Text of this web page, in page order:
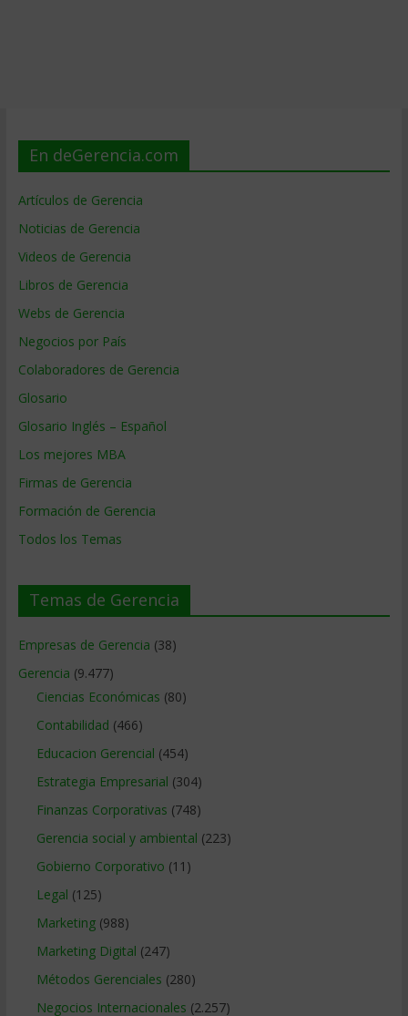
En deGerencia.com
Artículos de Gerencia
Noticias de Gerencia
Videos de Gerencia
Libros de Gerencia
Webs de Gerencia
Negocios por País
Colaboradores de Gerencia
Glosario
Glosario Inglés – Español
Los mejores MBA
Firmas de Gerencia
Formación de Gerencia
Todos los Temas
Temas de Gerencia
Empresas de Gerencia (38)
Gerencia (9.477)
Ciencias Económicas (80)
Contabilidad (466)
Educacion Gerencial (454)
Estrategia Empresarial (304)
Finanzas Corporativas (748)
Gerencia social y ambiental (223)
Gobierno Corporativo (11)
Legal (125)
Marketing(988)
Marketing Digital (247)
Métodos Gerenciales (280)
Negocios Internacionales (2.257)